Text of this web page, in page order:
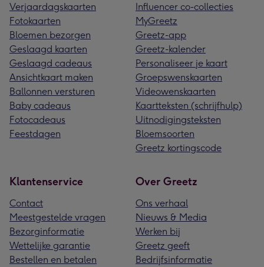
Verjaardagskaarten
Fotokaarten
Bloemen bezorgen
Geslaagd kaarten
Geslaagd cadeaus
Ansichtkaart maken
Ballonnen versturen
Baby cadeaus
Fotocadeaus
Feestdagen
Influencer co-collecties
MyGreetz
Greetz-app
Greetz-kalender
Personaliseer je kaart
Groepswenskaarten
Videowenskaarten
Kaartteksten (schrijfhulp)
Uitnodigingsteksten
Bloemsoorten
Greetz kortingscode
Klantenservice
Contact
Meestgestelde vragen
Bezorginformatie
Wettelijke garantie
Bestellen en betalen
Over Greetz
Ons verhaal
Nieuws & Media
Werken bij
Greetz geeft
Bedrijfsinformatie